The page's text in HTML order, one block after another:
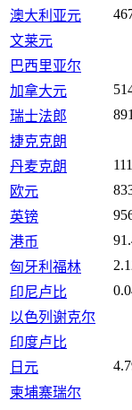
澳大利亚元
文莱元
巴西里亚尔
加拿大元
瑞士法郎
捷克克朗
丹麦克朗
欧元
英镑
港币
匈牙利福林
印尼卢比
以色列谢克尔
印度卢比
日元
柬埔寨瑞尔